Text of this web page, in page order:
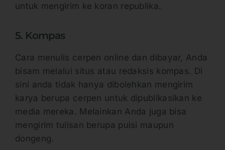
untuk mengirim ke koran republika.
5. Kompas
Cara menulis cerpen online dan dibayar, Anda
bisam melalui situs atau redaksis kompas. Di
sini anda tidak hanya dibolehkan mengirim
karya berupa cerpen untuk dipublikasikan ke
media mereka. Melainkan Anda juga bisa
mengirim tulisan berupa puisi maupun
dongeng.